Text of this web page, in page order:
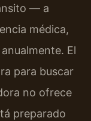
— a
médica,
El
para buscar
no ofrece
preparado